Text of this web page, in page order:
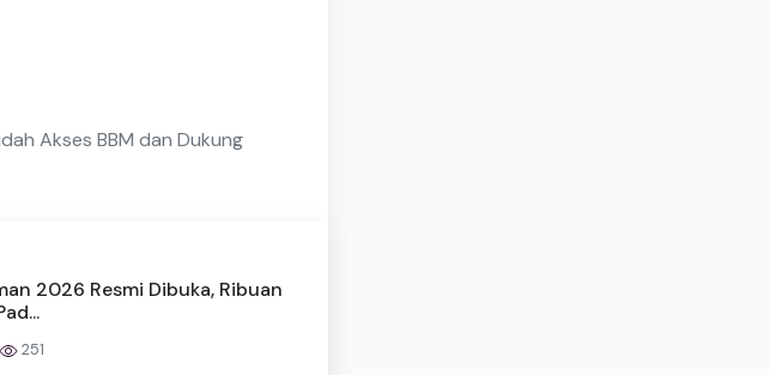
Akses BBM dan Dukung
2026 Resmi Dibuka, Ribuan
251